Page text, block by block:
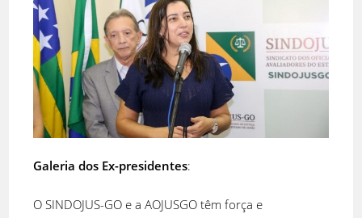
Galeria dos Ex-presidentes:
O SINDOJUS-GO e a AOJUSGO têm força e